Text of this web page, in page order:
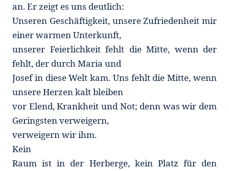
an. Er zeigt es uns deutlich:
Unseren Geschäftigkeit, unsere Zufriedenheit mir
einer warmen Unterkunft,
unserer Feierlichkeit fehlt die Mitte, wenn der
fehlt, der durch Maria und
Josef in diese Welt kam. Uns fehlt die Mitte, wenn
unsere Herzen kalt bleiben
vor Elend, Krankheit und Not; denn was wir dem
Geringsten verweigern,
verweigern wir ihm.
Kein
Raum ist in der Herberge, kein Platz für den